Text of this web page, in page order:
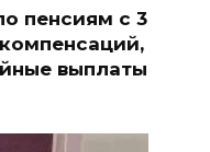
пенсиям с 3
выплаты